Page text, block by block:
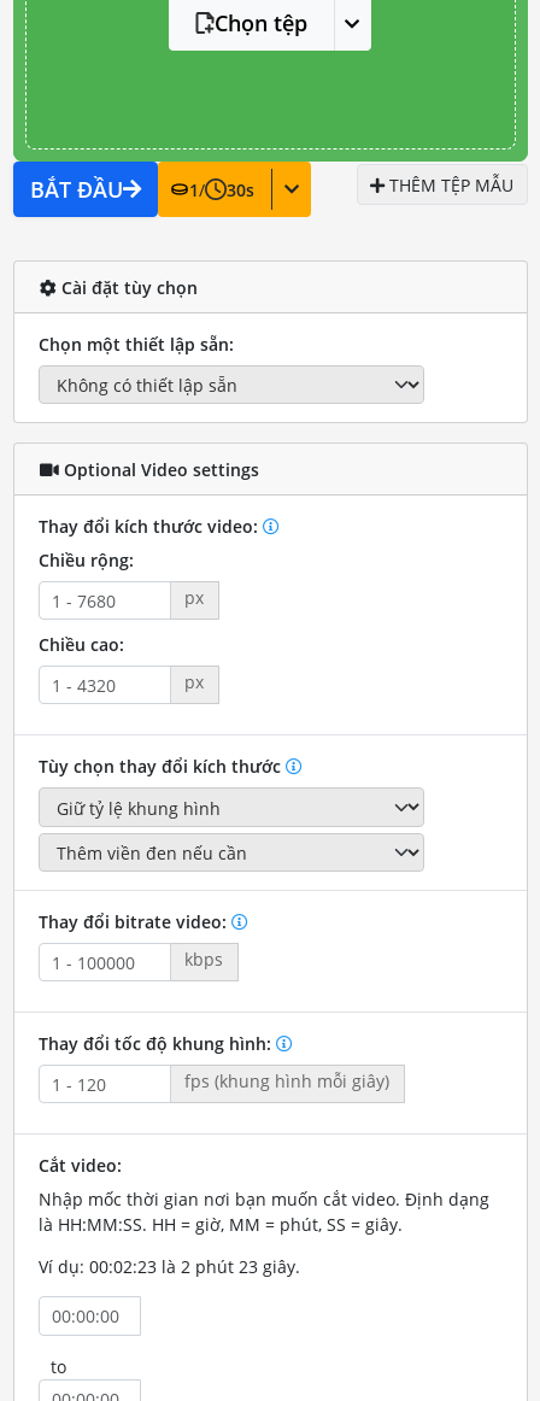
Chọn tệp
BẮT ĐẦU 1/ 30s THÊM TỆP MẪU
Cài đặt tùy chọn
Chọn một thiết lập sẵn:
Optional Video settings
Thay đổi kích thước video:
Chiều rộng:
px
Chiều cao:
px
Tùy chọn thay đổi kích thước
Thay đổi bitrate video:
kbps
Thay đổi tốc độ khung hình:
fps (khung hình mỗi giây)
Cắt video:
Nhập mốc thời gian nơi bạn muốn cắt video. Định dạng
là HH:MM:SS. HH = giờ, MM = phút, SS = giây.
Ví dụ: 00:02:23 là 2 phút 23 giây.
to